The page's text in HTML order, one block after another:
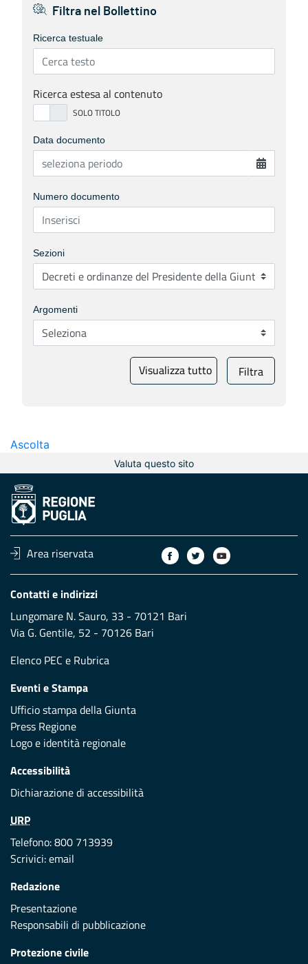
Filtra nel Bollettino
Ricerca testuale
Ricerca estesa al contenuto
Data documento
Numero documento
Sezioni
Argomenti
Visualizza tutto Filtra
Ascolta
Valuta questo sito
Area riservata
Contatti e indirizzi
Lungomare N. Sauro, 33 - 70121 Bari
Via G. Gentile, 52 - 70126 Bari
Elenco PEC e Rubrica
Eventi e Stampa
Ufficio stampa della Giunta
Press Regione
Logo e identità regionale
Accessibilità
Dichiarazione di accessibilità
URP
Telefono: 800 713939
Scrivici:email
Redazione
Presentazione
Responsabili di pubblicazione
Protezione civile